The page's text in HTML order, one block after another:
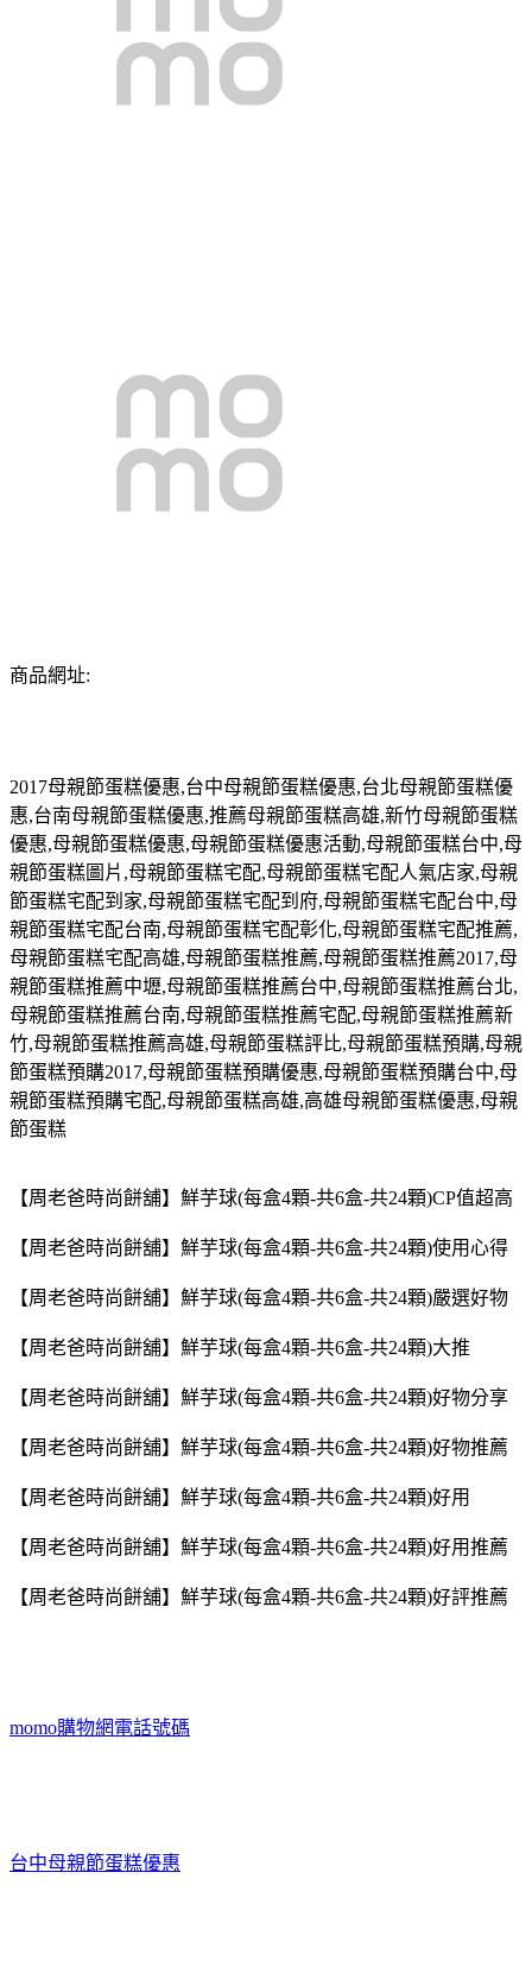
商品網址:
2017母親節蛋糕優惠,台中母親節蛋糕優惠,台北母親節蛋糕優
惠,台南母親節蛋糕優惠,推薦母親節蛋糕高雄,新竹母親節蛋糕
優惠,母親節蛋糕優惠,母親節蛋糕優惠活動,母親節蛋糕台中,母
親節蛋糕圖片 ,母親節蛋糕宅配,母親節蛋糕宅配人氣店家,母親
節蛋糕宅配到家,母親節蛋糕宅配到府,母親節蛋糕宅配台中,母
親節蛋糕宅配台南,母親節蛋糕宅配彰化,母親節蛋糕宅配推薦,
母親節蛋糕宅配高雄,母親節蛋糕推薦,母親節蛋糕推薦2017,母
親節蛋糕推薦中壢,母親節蛋糕推薦台中,母親節蛋糕推薦台北,
母親節蛋糕推薦台南,母親節蛋糕推薦宅配,母親節蛋糕推薦新
竹,母親節蛋糕推薦高雄,母親節蛋糕評比,母親節蛋糕預購,母親
節蛋糕預購2017,母親節蛋糕預購優惠,母親節蛋糕預購台中,母
親節蛋糕預購宅配,母親節蛋糕高雄,高雄母親節蛋糕優惠,母親
節蛋糕
【周老爸時尚餅舖】鮮芋球(每盒4顆-共6盒-共24顆)CP值超高
【周老爸時尚餅舖】鮮芋球(每盒4顆-共6盒-共24顆)使用心得
【周老爸時尚餅舖】鮮芋球(每盒4顆-共6盒-共24顆)嚴選好物
【周老爸時尚餅舖】鮮芋球(每盒4顆-共6盒-共24顆)大推
【周老爸時尚餅舖】鮮芋球(每盒4顆-共6盒-共24顆)好物分享
【周老爸時尚餅舖】鮮芋球(每盒4顆-共6盒-共24顆)好物推薦
【周老爸時尚餅舖】鮮芋球(每盒4顆-共6盒-共24顆)好用
【周老爸時尚餅舖】鮮芋球(每盒4顆-共6盒-共24顆)好用推薦
【周老爸時尚餅舖】鮮芋球(每盒4顆-共6盒-共24顆)好評推薦
momo購物網電話號碼
台中母親節蛋糕優惠